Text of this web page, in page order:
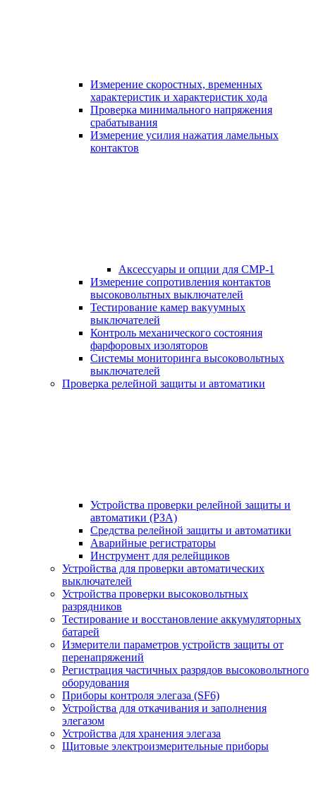
Измерение скоростных, временных
характеристик и характеристик хода
Проверка минимального напряжения
срабатывания
Измерение усилия нажатия ламельных
контактов
Аксессуары и опции для СМР-1
Измерение сопротивления контактов
высоковольтных выключателей
Тестирование камер вакуумных
выключателей
Контроль механического состояния
фарфоровых изоляторов
Системы мониторинга высоковольтных
выключателей
Проверка релейной защиты и автоматики
Устройства проверки релейной защиты и
автоматики (РЗА)
Средства релейной защиты и автоматики
Аварийные регистраторы
Инструмент для релейщиков
Устройства для проверки автоматических
выключателей
Устройства проверки высоковольтных
разрядников
Тестирование и восстановление аккумуляторных
батарей
Измерители параметров устройств защиты от
перенапряжений
Регистрация частичных разрядов высоковольтного
оборудования
Приборы контроля элегаза (SF6)
Устройства для откачивания и заполнения
элегазом
Устройства для хранения элегаза
Щитовые электроизмерительные приборы